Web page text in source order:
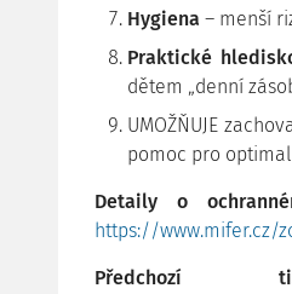
Hygiena – menší
Praktické
dětem „denní
UMOŽŇUJE
pomoc pro
Detaily o
https://www.mifer.cz/